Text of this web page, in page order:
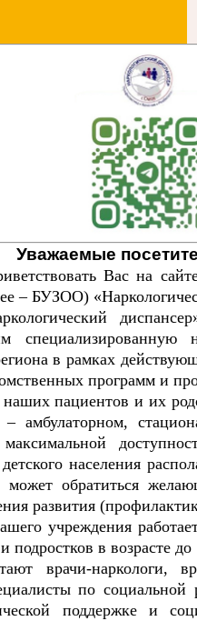
Уважаемые
Вас на
– БУЗОО)
специализированную
в рамках
программ и
пациентов и их
– амбулаторном,
населения
может обратиться
развития
учреждения
в возрасте до
врачи-наркологи,
по
поддержке и